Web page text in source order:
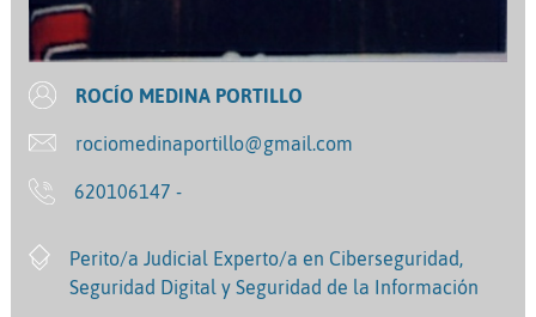
ROCÍO MEDINA PORTILLO
rociomedinaportillo@gmail.com
620106147 -
Perito/a Judicial Experto/a en Ciberseguridad,
Seguridad Digital y Seguridad de la Información